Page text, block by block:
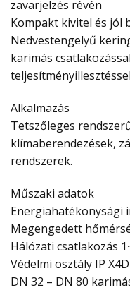
zavarjelzés révén
Kompakt kivitel és jól
Nedvestengelyű
karimás
Alkalmazás
Tetszőleges
klímaberendezések,
rendszerek.
Műszaki adatok
Energiahatékonysági
Megengedett
Hálózati csatlakozás
Védelmi osztály IP X4D
DN 32 – DN 80